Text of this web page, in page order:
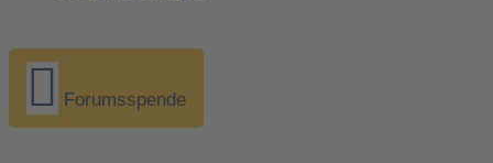
Forumsspende